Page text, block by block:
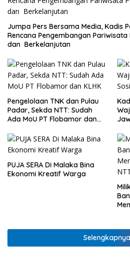
Jumpa Pers Bersama Media, Kadis
Rencana Pengembangan
dan Berkelanjutan
Pengelolaan TNK dan Pulau
Padar, Sekda NTT: Sudah
Ada MoU PT Flobamor dan
PUJA SERA Di Malaka Bina
Ekonomi Kreatif Warga
Selengkapnya